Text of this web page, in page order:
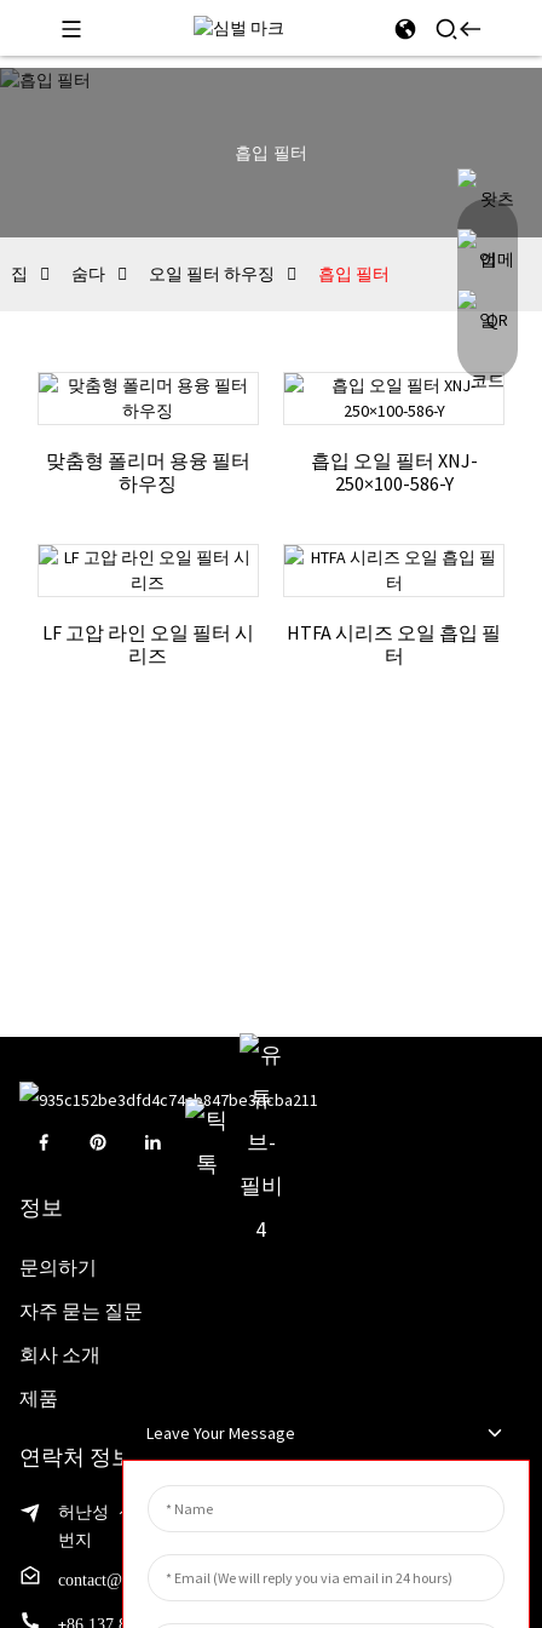
흡입 필터
집 숨다 오일 필터 하우징 흡입 필터
맞춤형 폴리머 용융 필터
하우징
흡입 오일 필터 XNJ-
250×100-586-Y
LF 고압 라인 오일 필터 시
리즈
HTFA 시리즈 오일 흡입 필
터
정보
문의하기
자주 묻는 질문
회사 소개
제품
연락처 정보
허난성 신샹시 웨이빈구 첨단제조개발구 샤오화로 199
번지
contact@huahangfilter.com
Leave Your Message